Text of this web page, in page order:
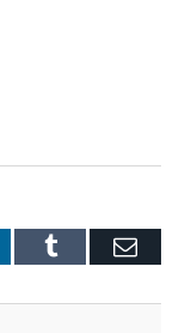
Tumblr E-